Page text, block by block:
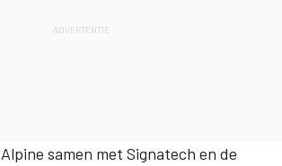
samen met Signatech en de